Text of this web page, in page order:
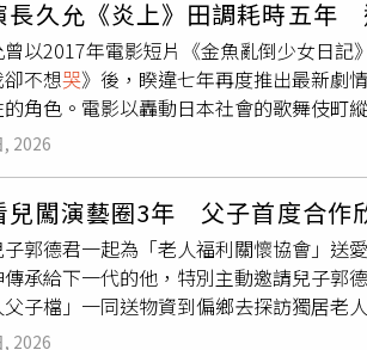
出台詞時都明顯帶著哭腔，讓整段戲充
，更像是在向合作多年的好友道別。夏
淚。這段劇情播出後，立刻在網路掀起
個人的眼眶都紅了，看得心好痛」、「
有人提到，王凱與游詩璟早在《世間情
戲格外催淚。不少觀眾也認為，劇組沒
住觀眾對王凱的回憶，讓這場戲不只是
味人生》最令人鼻酸的一幕。王凱追思
好友及粉絲都將前往送他最後一程，也
多經驗與實力，希望將更加成熟的Red
的一份禮物，陪伴大家度過炎熱夏天，
一面，也有適合放慢步調、悠閒享受時
夏日感性為主軸，希望透過這張作品，
Boy〉由成員JOY親自包辦作詞。
意完整寫進歌詞中，希望透過歌曲傳達
能感受到自己對Red Velvet以及ReVeluv
還特地傳訊息鼓勵她，稱讚她細心
得差點落淚。主打歌〈Surfin' Boy〉融
一首洋溢夏日氛圍的舞曲。SEULGI分享
這首歌，因此確信這是一首最適合她們
Velvet Summer》的概念，融入更具「
長久允《炎上》田調耗時五年
以2017年電影短片《金魚亂倒少女日
不想哭》後，睽違七年再度推出最新劇
角色。電影以轟動日本社會的歌舞伎町
己前後花費五年時間深入新宿歌舞伎町
人們。《炎上》的創作契機，導演表示
論新聞或社群媒體，多半聚焦在事件本身
與當地年輕人長時間相處。他笑說，自
歲了？」等再普通不過的日常話題，也
一段難以想像的生命故事。有人遭遇家
半不是他們主動選擇，而是被迫接受的
。」因此，《炎上》並不想急著批判任
2026
兒闖演藝圈3年 父子首度合作
郭德君一起為「老人福利關懷協會」送
承給下一代的他，特別主動邀請兒子郭
父子檔」一同送物資到偏鄉去探訪獨居
圈的兒子一同加入公益行列，讓從小生
2026